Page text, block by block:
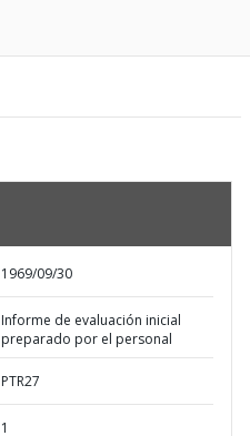
1969/09/30
Informe de evaluación inicial
preparado por el personal
PTR27
1